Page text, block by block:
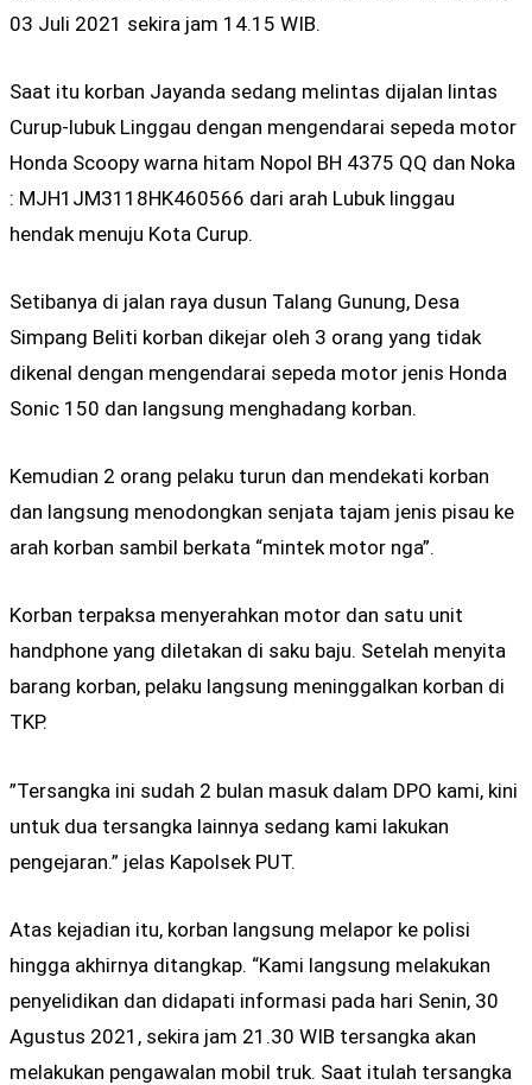
03 Juli 2021 sekira jam 14.15 WIB.
Saat itu korban Jayanda sedang melintas dijalan lintas
Curup-lubuk Linggau dengan mengendarai sepeda motor
Honda Scoopy warna hitam Nopol BH 4375 QQ dan Noka
: MJH1JM3118HK460566 dari arah Lubuk linggau
hendak menuju Kota Curup.
Setibanya di jalan raya dusun Talang Gunung, Desa
Simpang Beliti korban dikejar oleh 3 orang yang tidak
dikenal dengan mengendarai sepeda motor jenis Honda
Sonic 150 dan langsung menghadang korban.
Kemudian 2 orang pelaku turun dan mendekati korban
dan langsung menodongkan senjata tajam jenis pisau ke
arah korban sambil berkata “mintek motor nga”.
Korban terpaksa menyerahkan motor dan satu unit
handphone yang diletakan di saku baju. Setelah menyita
barang korban, pelaku langsung meninggalkan korban di
TKP.
”Tersangka ini sudah 2 bulan masuk dalam DPO kami, kini
untuk dua tersangka lainnya sedang kami lakukan
pengejaran.” jelas Kapolsek PUT.
Atas kejadian itu, korban langsung melapor ke polisi
hingga akhirnya ditangkap. “Kami langsung melakukan
penyelidikan dan didapati informasi pada hari Senin, 30
Agustus 2021, sekira jam 21.30 WIB tersangka akan
melakukan pengawalan mobil truk. Saat itulah tersangka